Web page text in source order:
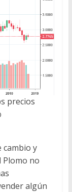
precios
cambio y
Plomo no
algún